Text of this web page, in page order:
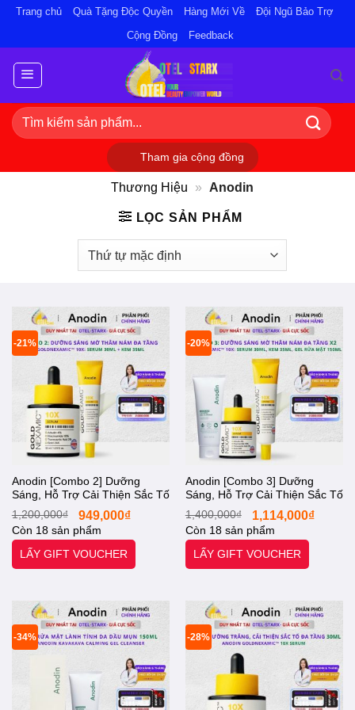
nội
dung
Trang chủ Quà Tặng Độc Quyền Hàng Mới Về
Đội Ngũ Bảo Trợ
Cộng Đồng
Feedback
Tìm
kiếm:
Tham gia cộng đồng
Thương Hiệu » Anodin
LỌC SẢN PHẨM
-21%
Anodin [Combo 2] Dưỡng
Sáng, Hỗ Trợ Cải Thiện Sắc Tố
Đa Tầng Nám Thâm Sạm, Tàn
Nhang, GOLDNEXAMIC™
10X, Serum 30ml và Kem 35ml
[Otel-Starx- Chính
1,200,000₫
Giá
gốc
là:
1,200,000₫.
949,000₫
Còn 18 sản phẩm
LẤY GIFT VOUCHER
-20%
Anodin [Combo 3] Dưỡng
Sáng, Hỗ Trợ Cải Thiện Sắc Tố
Đa Tầng Nám Thâm Sạm, Tàn
Nhang, GOLDNEXAMIC™
10X, Serum 30ml, Kem 35ml
và Gel Rửa Mặt Ph 5.5
1,400,000₫
Giá
gốc
là:
1,400,000₫.
1,114,000₫
Còn 18 sản phẩm
LẤY GIFT VOUCHER
-34% -28%